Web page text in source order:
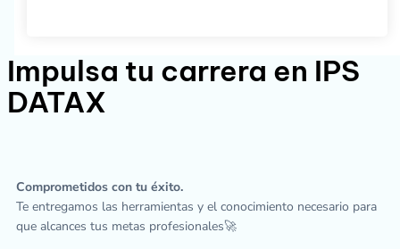
Impulsa tu carrera en IPS
DATAX
Comprometidos con tu éxito.
Te entregamos las herramientas y el conocimiento necesario para
que alcances tus metas profesionales🚀